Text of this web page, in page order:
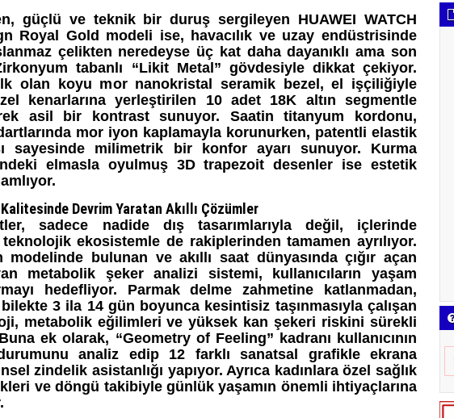
güçlü ve teknik bir duruş sergileyen HUAWEI WATCH
Royal Gold modeli ise, havacılık ve uzay endüstrisinde
çelikten neredeyse üç kat daha dayanıklı ama son
tabanlı “Likit Metal” gövdesiyle dikkat çekiyor.
olan koyu mor nanokristal seramik bezel, el işçiliğiyle
kenarlarına yerleştirilen 10 adet 18K altın segmentle
asil bir kontrast sunuyor. Saatin titanyum kordonu,
mor iyon kaplamayla korunurken, patentli elastik
sayesinde milimetrik bir konfor ayarı sunuyor. Kurma
elmasla oyulmuş 3D trapezoit desenler ise estetik
Devrim Yaratan Akıllı Çözümler
sadece nadide dış tasarımlarıyla değil, içlerinde
teknolojik ekosistemle de rakiplerinden tamamen ayrılıyor.
bulunan ve akıllı saat dünyasında çığır açan
metabolik şeker analizi sistemi, kullanıcıların yaşam
hedefliyor. Parmak delme zahmetine katlanmadan,
3 ila 14 gün boyunca kesintisiz taşınmasıyla çalışan
metabolik eğilimleri ve yüksek kan şekeri riskini sürekli
ek olarak, “Geometry of Feeling” kadranı kullanıcının
analiz edip 12 farklı sanatsal grafikle ekrana
zindelik asistanlığı yapıyor. Ayrıca kadınlara özel sağlık
ve döngü takibiyle günlük yaşamın önemli ihtiyaçlarına